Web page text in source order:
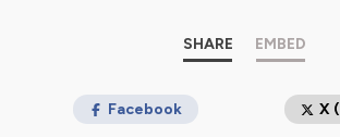
la Silicone Valley travaillent sans relâche
rendre toujours plus dépendant.
Avec Et si tu posais ton tel
on arrête de
SHARE EMBED
Facebook X